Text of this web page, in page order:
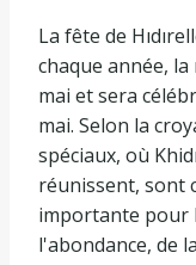
La fête de
chaque année,
mai et sera
mai. Selon la
spéciaux, où
réunissent, sont
importante pour
l'abondance, de